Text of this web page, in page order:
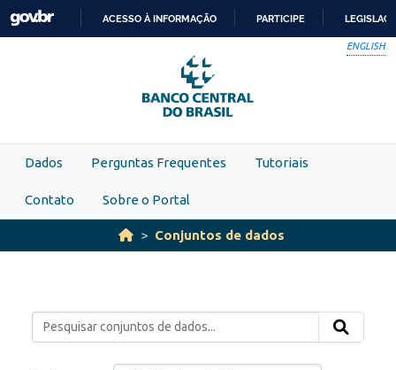
Skip to main content
PARA
O
CONTEÚDO
ACESSO À INFORMAÇÃO PARTICIPE
ENGLISH
Dados Perguntas Frequentes Tutoriais
Contato Sobre o Portal
Conjuntos de dados